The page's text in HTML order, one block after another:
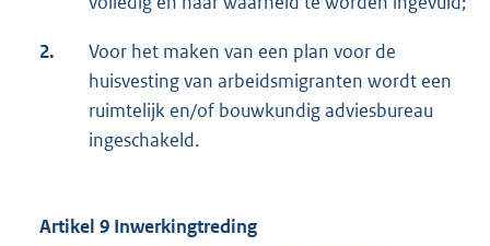
2.
Voor het maken van een plan voor de
huisvesting van arbeidsmigranten wordt een
ruimtelijk en/of bouwkundig adviesbureau
ingeschakeld.
Artikel 9 Inwerkingtreding